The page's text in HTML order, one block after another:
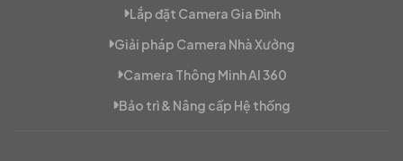
Lắp đặt Camera Gia Đình
Giải pháp Camera Nhà Xưởng
Camera Thông Minh AI 360
Bảo trì & Nâng cấp Hệ thống